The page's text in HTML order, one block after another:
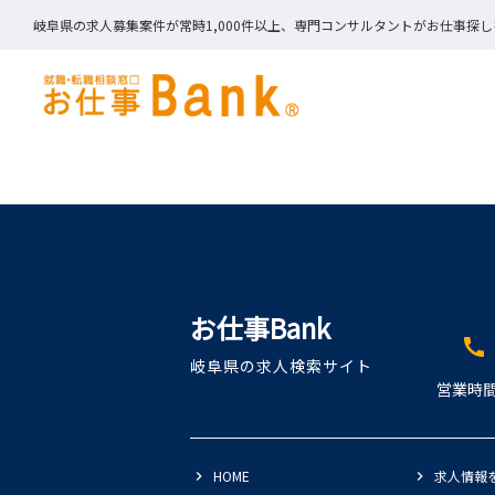
岐阜県の求人募集案件が常時1,000件以上、専門コンサルタントがお仕事探し
お仕事Bank
岐阜県の求人検索サイト
call
営業時
HOME 求人情報